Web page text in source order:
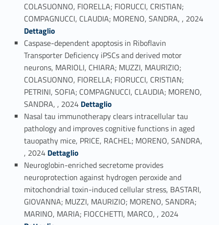
COLASUONNO, FIORELLA; FIORUCCI, CRISTIAN;
COMPAGNUCCI, CLAUDIA; MORENO, SANDRA, , 2024
Dettaglio
Caspase-dependent apoptosis in Riboflavin
Transporter Deficiency iPSCs and derived motor
neurons, MARIOLI, CHIARA; MUZZI, MAURIZIO;
COLASUONNO, FIORELLA; FIORUCCI, CRISTIAN;
PETRINI, SOFIA; COMPAGNUCCI, CLAUDIA; MORENO,
SANDRA, , 2024 Link identifier #identifier_person_73044-5Dettaglio
Nasal tau immunotherapy clears intracellular tau
pathology and improves cognitive functions in aged
tauopathy mice, PRICE, RACHEL; MORENO, SANDRA,
, 2024 Link identifier #identifier_person_145139-6Dettaglio
Neuroglobin-enriched secretome provides
neuroprotection against hydrogen peroxide and
mitochondrial toxin-induced cellular stress, BASTARI,
GIOVANNA; MUZZI, MAURIZIO; MORENO, SANDRA;
MARINO, MARIA; FIOCCHETTI, MARCO, , 2024